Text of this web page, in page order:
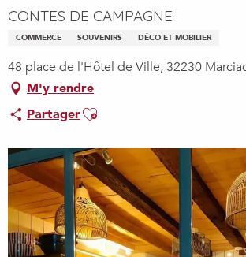
CONTES DE CAMPAGNE
COMMERCE SOUVENIRS DÉCO ET MOBILIER
48 place de l'Hôtel de Ville, 32230
M'y rendre
PartagerAjouter aux favoris